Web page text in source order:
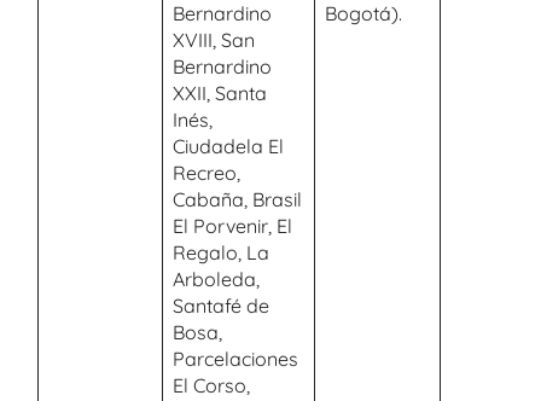
Bernardino
XVIII, San
Bernardino
XXII, Santa
Inés,
Ciudadela El
Recreo,
Cabaña, Brasil
El Porvenir, El
Regalo, La
Arboleda,
Santafé de
Bosa,
Parcelaciones
El Corso,
Bogotá).